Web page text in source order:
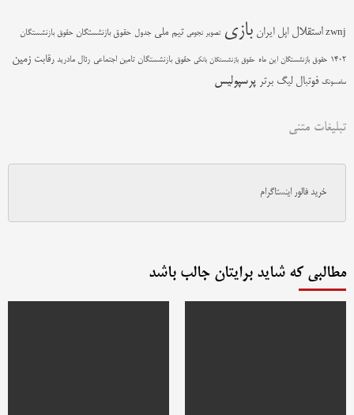
zwnj استقلال اپل ایران بازی تصویر نجومی تیم ملی جدول حقوق بازنشستگان حقوق بازنشستگان
1402 حقوق بازنشستگان این ماه حقوق بازنشستگان بانکی حقوق بازنشستگان تامین اجتماعی رئال مادرید رقابت زمین
سامسونگ فوتبال لیگ برتر پرسپولیس
تبلیغات متنی
خرید فالور اینستاگرام
مطالبی که شاید برایتان جالب باشد